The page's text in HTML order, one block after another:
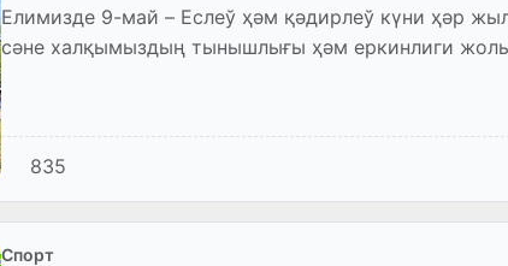
Елимизде 9-май – Еслеў ҳәм қәдирлеў күни ҳәр
сәне халқымыздың тынышлығы ҳәм еркинлиги
835
Спорт